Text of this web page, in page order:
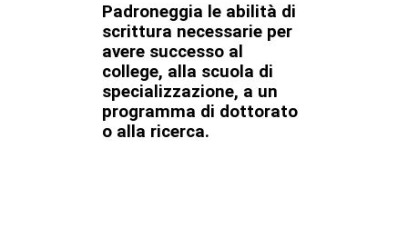
Padroneggia le abilità di
scrittura necessarie per
avere successo al
college, alla scuola di
specializzazione, a un
programma di dottorato
o alla ricerca.